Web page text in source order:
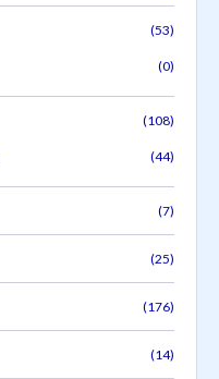
(53)
(0)
(108)
(44)
(7)
(25)
(176)
(14)